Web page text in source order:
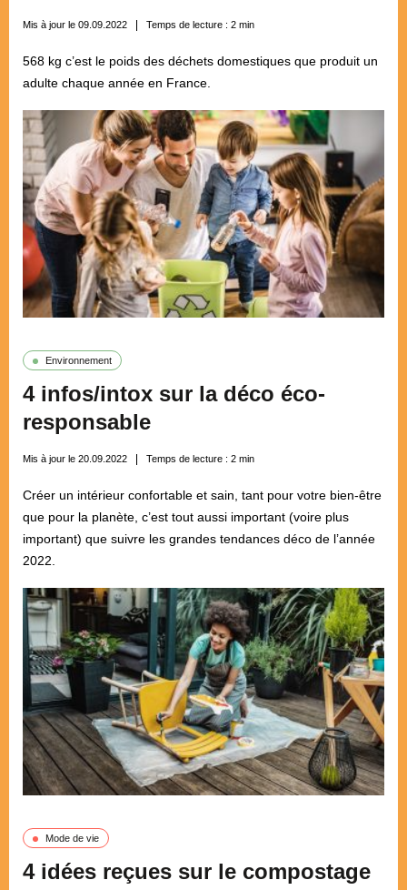
Mis à jour le 09.09.2022 Temps de lecture : 2 min
568 kg c’est le poids des déchets domestiques que produit un
adulte chaque année en France.
Environnement
4 infos/intox sur la déco éco-
responsable
Mis à jour le 20.09.2022 Temps de lecture : 2 min
Créer un intérieur confortable et sain, tant pour votre bien-être
que pour la planète, c’est tout aussi important (voire plus
important) que suivre les grandes tendances déco de l’année
2022.
Mode de vie
4 idées reçues sur le compostage